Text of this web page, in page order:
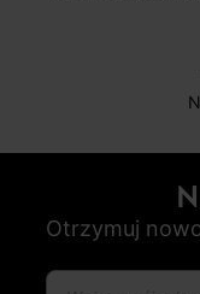
Otrzymuj